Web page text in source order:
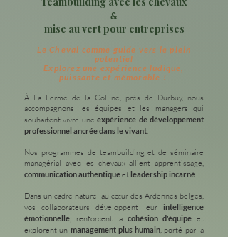
&
mise au vert pour entreprises
Le Cheval comme guide vers le plein
potentiel
Explorez une expérience ludique,
puissante et mémorable !
À La Ferme de la Colline, près de Durbuy, nous
accompagnons les équipes et les managers qui
souhaitent vivre uneexpérience de développement
professionnel ancrée dans le vivant.
Nos programmes de teambuilding et de séminaire
managérial avec les chevaux allient apprentissage,
communication authentiqueet leadership incarné.
Dans un cadre naturel au cœur des Ardennes belges,
vos collaborateurs développent leur intelligence
émotionnelle, renforcent la cohésion d'équipe et
explorent un management plus humain, porté par la